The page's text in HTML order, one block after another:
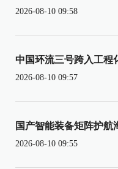
2026-08-10 09:58
中国环流三号跨入工程
2026-08-10 09:57
国产智能装备矩阵护航
2026-08-10 09:55